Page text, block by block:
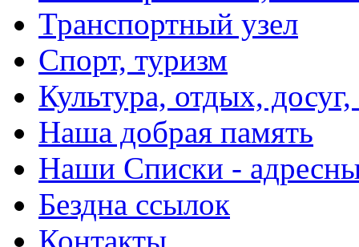
Транспортный узел
Спорт, туризм
Культура, отдых,
Наша добрая память
Наши Списки -
Бездна ссылок